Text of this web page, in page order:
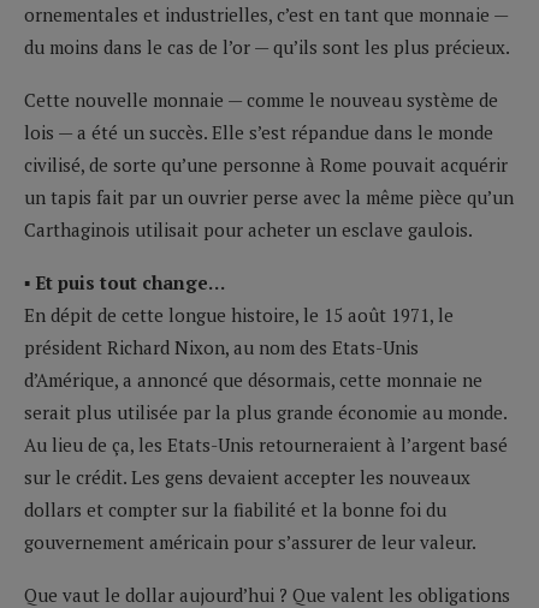
ornementales et industrielles, c’est en tant que monnaie —
du moins dans le cas de l’or — qu’ils sont les plus précieux.
Cette nouvelle monnaie — comme le nouveau système de
lois — a été un succès. Elle s’est répandue dans le monde
civilisé, de sorte qu’une personne à Rome pouvait acquérir
un tapis fait par un ouvrier perse avec la même pièce qu’un
Carthaginois utilisait pour acheter un esclave gaulois.
▪ Et puis tout change…
En dépit de cette longue histoire, le 15 août 1971, le
président Richard Nixon, au nom des Etats-Unis
d’Amérique, a annoncé que désormais, cette monnaie ne
serait plus utilisée par la plus grande économie au monde.
Au lieu de ça, les Etats-Unis retourneraient à l’argent basé
sur le crédit. Les gens devaient accepter les nouveaux
dollars et compter sur la fiabilité et la bonne foi du
gouvernement américain pour s’assurer de leur valeur.
Que vaut le dollar aujourd’hui ? Que valent les obligations